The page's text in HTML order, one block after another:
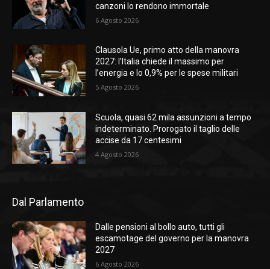
canzoni lo rendono immortale
6 Agosto 2026
Clausola Ue, primo atto della manovra
2027: l’Italia chiede il massimo per
l’energia e lo 0,9% per le spese militari
5 Agosto 2026
Scuola, quasi 62 mila assunzioni a tempo
indeterminato. Prorogato il taglio delle
accise da 17 centesimi
4 Agosto 2026
Dal Parlamento
Dalle pensioni al bollo auto, tutti gli
escamotage del governo per la manovra
2027
6 Agosto 2026